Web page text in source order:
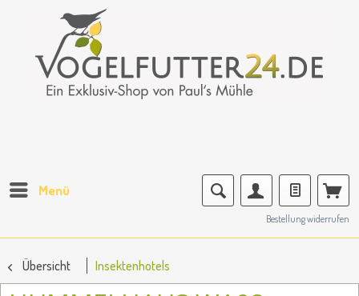
Menü
Bestellung widerrufen
Übersicht Insektenhotels